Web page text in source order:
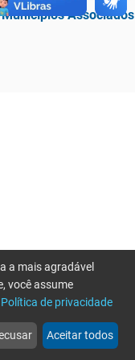
Associados
web
Notícias
more_horiz
Mais
a mais agradável
você assume
de privacidade
Aceitar todos
novamente